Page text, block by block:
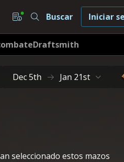
Buscar Iniciar
Draftsmith
Dec 5th Jan 21st
seleccionado estos mazos